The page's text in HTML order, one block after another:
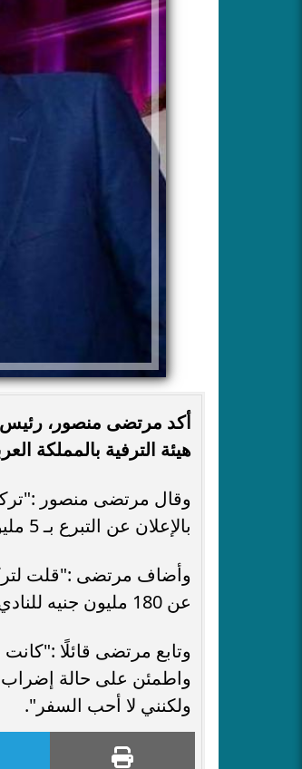
أكد مرتضى منصور،
هيئة الترفية بالمملكة العربية السعودية
وقال مرتضى منصور
بالإعلان عن التبرع بـ 5 مليون دولار لإنشاء ستاد الزمالك، بالإضافة للتعاقد مع لاعب عالمي".
وأضاف مرتضى :"قلت
عن 180 مليون جنيه للنادي دون أن يطلب منك أحد ذلك، وما بيني وبينك هو الصداقة".
وتابع مرتضى قائلًا
واطمئن على حالة إضراب
ولكنني لا أحب السفر".